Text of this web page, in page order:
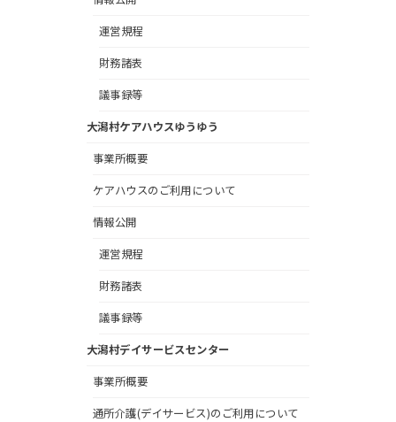
運営規程
財務諸表
議事録等
大潟村ケアハウスゆうゆう
事業所概要
ケアハウスのご利用について
情報公開
運営規程
財務諸表
議事録等
大潟村デイサービスセンター
事業所概要
通所介護(デイサービス)のご利用について